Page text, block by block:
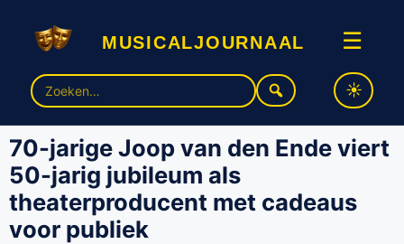
musicaljournaal ☰
Zoek
naar:
70-jarige Joop van den Ende viert
50-jarig jubileum als
theaterproducent met cadeaus
voor publiek